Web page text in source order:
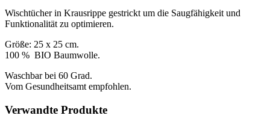
Wischtücher in Krausrippe gestrickt um die Saugfähigkeit und
Funktionalität zu optimieren.
Größe: 25 x 25 cm.
100 % BIO Baumwolle.
Waschbar bei 60 Grad.
Vom Gesundheitsamt empfohlen.
Verwandte Produkte